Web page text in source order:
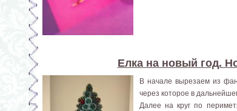
Елка на новый год.
В начале вырезаем из
через которое в
Далее на круг по